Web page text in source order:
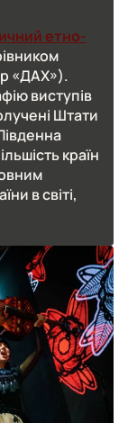
етно-
«ДАХ»).
виступів
Штати
країн
в світі,